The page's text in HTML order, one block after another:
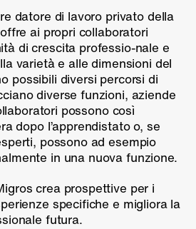
datore di lavoro privato della
ai propri collaboratori
di crescita professio-nale e
varietà e alle dimensioni del
possibili diversi percorsi di
diverse funzioni, aziende
possono così
dopo l’apprendistato o, se
possono ad esempio
in una nuova funzione.
crea prospettive per i
specifiche e migliora la
futura.